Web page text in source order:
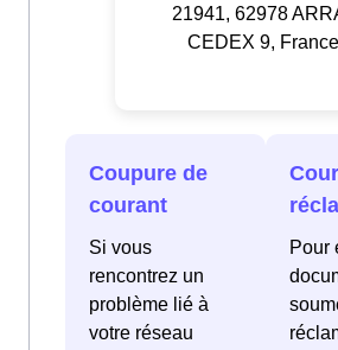
21941, 62978
CEDEX 9,
Coupure de
courant
Si vous
rencontrez un
problème lié à
votre réseau
Pour